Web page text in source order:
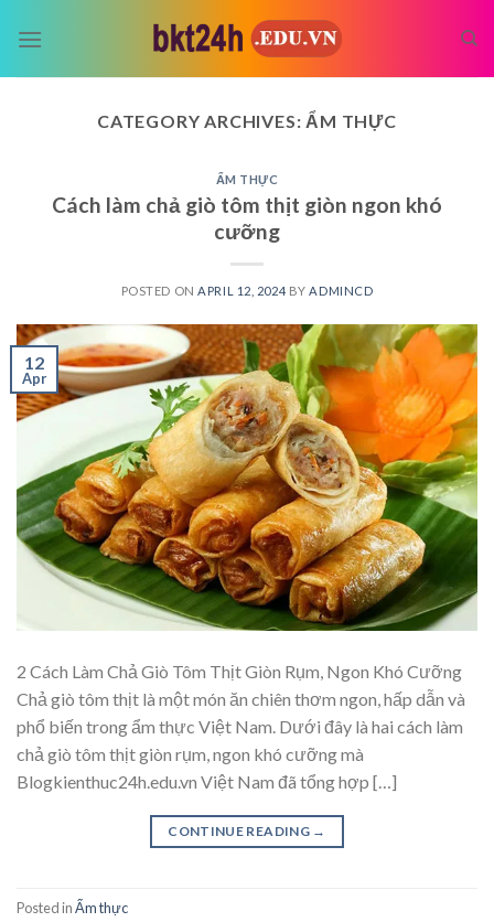
CATEGORY ARCHIVES: ẨM THỰC
ẨM THỰC
Cách làm chả giò tôm thịt giòn ngon khó
cưỡng
POSTED ON APRIL 12, 2024 BY ADMINCD
12
Apr
2 Cách Làm Chả Giò Tôm Thịt Giòn Rụm, Ngon Khó Cưỡng
Chả giò tôm thịt là một món ăn chiên thơm ngon, hấp dẫn và
phổ biến trong ẩm thực Việt Nam. Dưới đây là hai cách làm
chả giò tôm thịt giòn rụm, ngon khó cưỡng mà
Blogkienthuc24h.edu.vn Việt Nam đã tổng hợp […]
CONTINUE READING →
Posted inẨm thực